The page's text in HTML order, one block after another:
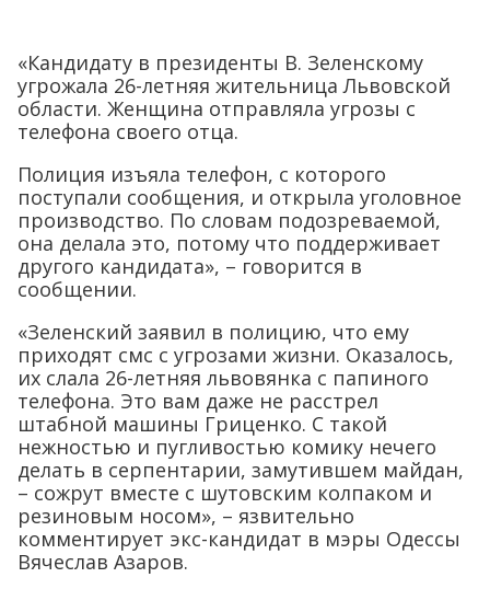
«Кандидату в президенты В. Зеленскому
угрожала 26-летняя жительница Львовской
области. Женщина отправляла угрозы с
телефона своего отца.
Полиция изъяла телефон, с которого
поступали сообщения, и открыла уголовное
производство. По словам подозреваемой,
она делала это, потому что поддерживает
другого кандидата», – говорится в
сообщении.
«Зеленский заявил в полицию, что ему
приходят смс с угрозами жизни. Оказалось,
их слала 26-летняя львовянка с папиного
телефона. Это вам даже не расстрел
штабной машины Гриценко. С такой
нежностью и пугливостью комику нечего
делать в серпентарии, замутившем майдан,
– сожрут вместе с шутовским колпаком и
резиновым носом», – язвительно
комментирует экс-кандидат в мэры Одессы
Вячеслав Азаров.